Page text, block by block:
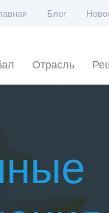
Блог
Отрасль